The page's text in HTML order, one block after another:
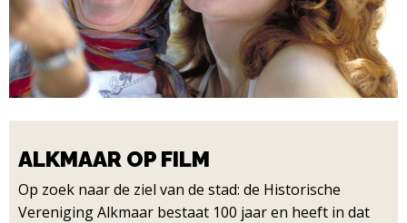
ALKMAAR OP FILM
Op zoek naar de ziel van de stad: de Historische
Vereniging Alkmaar bestaat 100 jaar en heeft in dat